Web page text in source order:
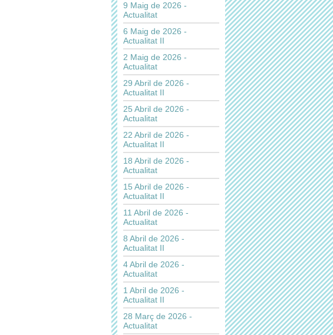
9 Maig de 2026 -
Actualitat
6 Maig de 2026 -
Actualitat II
2 Maig de 2026 -
Actualitat
29 Abril de 2026 -
Actualitat II
25 Abril de 2026 -
Actualitat
22 Abril de 2026 -
Actualitat II
18 Abril de 2026 -
Actualitat
15 Abril de 2026 -
Actualitat II
11 Abril de 2026 -
Actualitat
8 Abril de 2026 -
Actualitat II
4 Abril de 2026 -
Actualitat
1 Abril de 2026 -
Actualitat II
28 Març de 2026 -
Actualitat